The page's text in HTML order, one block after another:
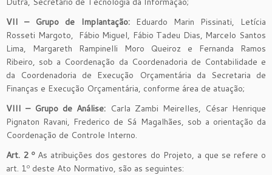
VII – Grupo de Implantação:Eduardo Marin Pissinati, Letícia
Rosseti Margoto, Fábio Miguel, Fábio Tadeu Dias, Marcelo Santos
Lima, Margareth Rampinelli Moro Queiroz e Fernanda Ramos
Ribeiro, sob a Coordenação da Coordenadoria de Contabilidade e
da Coordenadoria de Execução Orçamentária da Secretaria de
Finanças e Execução Orçamentária, conforme área de atuação;
VIII – Grupo de Análise: Carla Zambi Meirelles, César Henrique
Pignaton Ravani, Frederico de Sá Magalhães, sob a orientação da
Coordenação de Controle Interno.
Art. 2 º As atribuições dos gestores do Projeto, a que se refere o
art. 1º deste Ato Normativo, são as seguintes: